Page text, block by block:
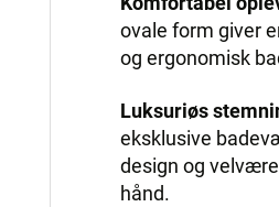
ovale form giver
og ergonomisk
Luksuriøs
eksklusive
design og
hånd.